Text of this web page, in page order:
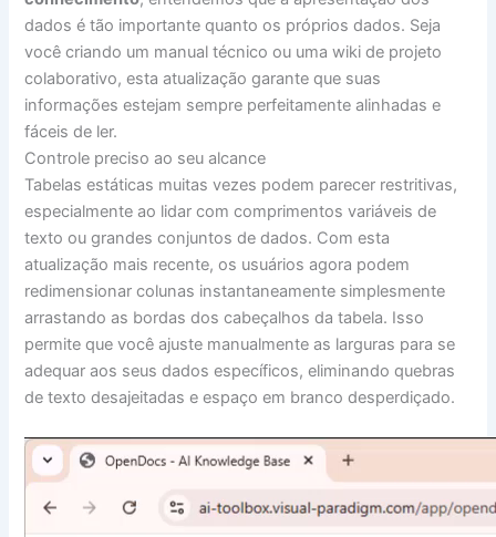
dados é tão importante quanto os próprios dados. Seja
você criando um manual técnico ou uma wiki de projeto
colaborativo, esta atualização garante que suas
informações estejam sempre perfeitamente alinhadas e
fáceis de ler.
Controle preciso ao seu alcance
Tabelas estáticas muitas vezes podem parecer restritivas,
especialmente ao lidar com comprimentos variáveis de
texto ou grandes conjuntos de dados. Com esta
atualização mais recente, os usuários agora podem
redimensionar colunas instantaneamente simplesmente
arrastando as bordas dos cabeçalhos da tabela. Isso
permite que você ajuste manualmente as larguras para se
adequar aos seus dados específicos, eliminando quebras
de texto desajeitadas e espaço em branco desperdiçado.